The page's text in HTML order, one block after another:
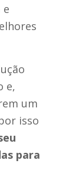
e
e,
um
isso
para